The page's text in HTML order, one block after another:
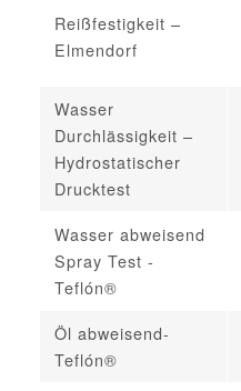
Reißfestigkeit –
Elmendorf
Wasser
Durchlässigkeit –
Hydrostatischer
Drucktest
Wasser abweisend
Spray Test -
Teflón®
Öl abweisend-
Teflón®